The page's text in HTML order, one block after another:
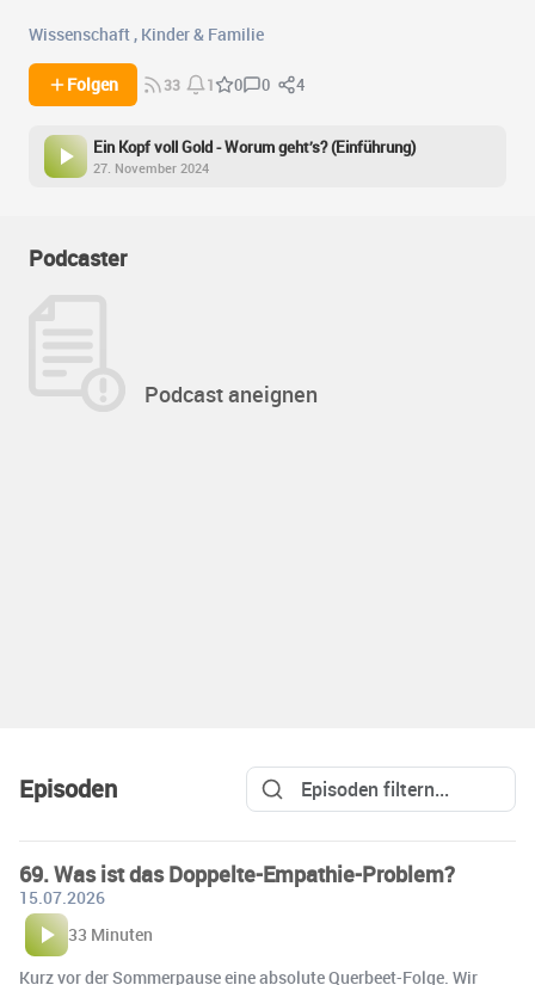
Wissenschaft , Kinder & Familie
Folgen 33 1 0 0 4
Ein Kopf voll Gold - Worum geht’s? (Einführung)
27. November 2024
Podcaster
Podcast aneignen
Episoden
69. Was ist das Doppelte-Empathie-Problem?
15.07.2026
33 Minuten
Kurz vor der Sommerpause eine absolute Querbeet-Folge. Wir